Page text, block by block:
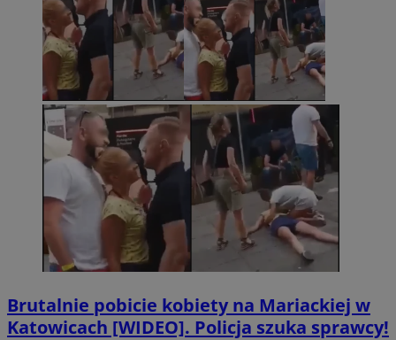
Brutalnie pobicie kobiety na Mariackiej w
Katowicach [WIDEO]. Policja szuka sprawcy!